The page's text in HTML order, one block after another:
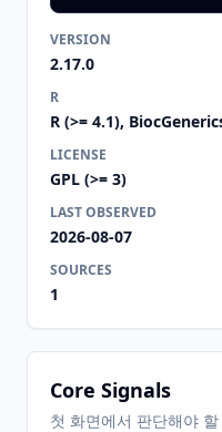
VERSION
2.17.0
R
R (>= 4.1),
LICENSE
GPL (>= 3)
LAST OBSERVED
2026-08-07
SOURCES
1
Core Signals
첫 화면에서 판단해야